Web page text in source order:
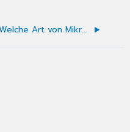
Welche Art von Mikrofon ist für das Gespräch geeignet?